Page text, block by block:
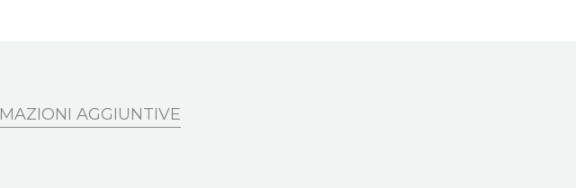
AGGIUNTIVE